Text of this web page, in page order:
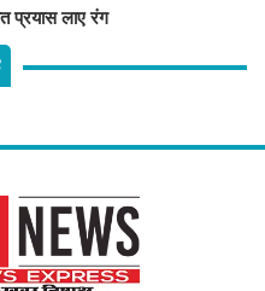
प्रयास लाए रंग